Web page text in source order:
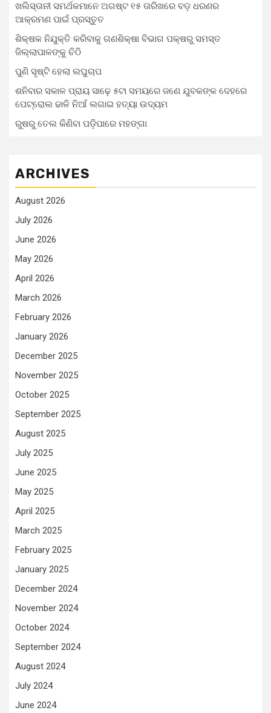
ଖଲିସ୍ତାନୀ ସମର୍ଥକମାନେ ଅଗଷ୍ଟ ୧୫ ତାରିଖରେ ବଡ଼ ଧରଣର
ଆକ୍ରମଣ ପାଇଁ ପ୍ରସ୍ତୁତ
ଶିକ୍ଷକ ନିଯୁକ୍ତି କରିବାକୁ ଗଣଶିକ୍ଷା ବିଭାଗ ପକ୍ଷରୁ ସମସ୍ତ
ଜିଲ୍ଲାପାଳଙ୍କୁ ଚିଠି
ପୁଣି ସୃଷ୍ଟି ହେଲା ଲଘୁଚାପ
ଶନିବାର ସକାଳ ପ୍ରାୟ ସାଢ଼େ ୫ଟା ସମୟରେ ଜଣେ ଯୁବକଙ୍କ ଦେହରେ
ପେଟ୍ରୋଲ ଢାଳି ନିଆଁ ଲଗାଇ ହତ୍ୟା ଉଦ୍ୟମ
ରୁଷରୁ ତେଲ କିଣିବା ପଡ଼ିପାରେ ମହଙ୍ଗା
ARCHIVES
August 2026
July 2026
June 2026
May 2026
April 2026
March 2026
February 2026
January 2026
December 2025
November 2025
October 2025
September 2025
August 2025
July 2025
June 2025
May 2025
April 2025
March 2025
February 2025
January 2025
December 2024
November 2024
October 2024
September 2024
August 2024
July 2024
June 2024